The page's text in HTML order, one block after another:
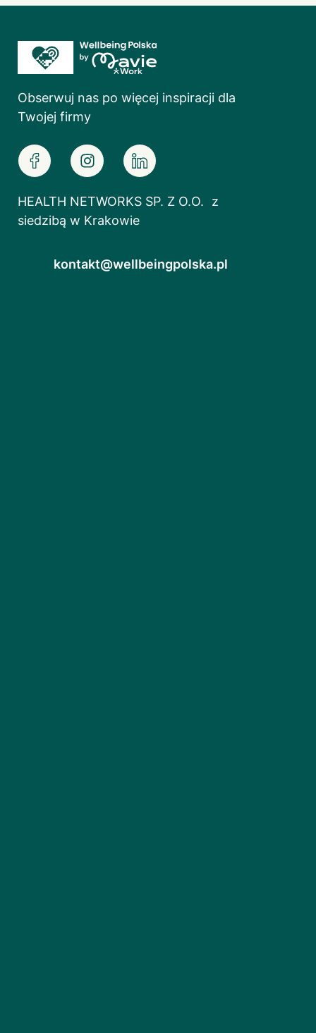
Obserwuj nas po więcej inspiracji dla
Twojej firmy
HEALTH NETWORKS SP. Z O.O. z
siedzibą w Krakowie
kontakt@wellbeingpolska.pl